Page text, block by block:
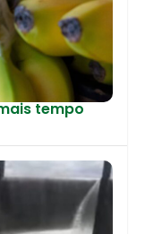
tempo